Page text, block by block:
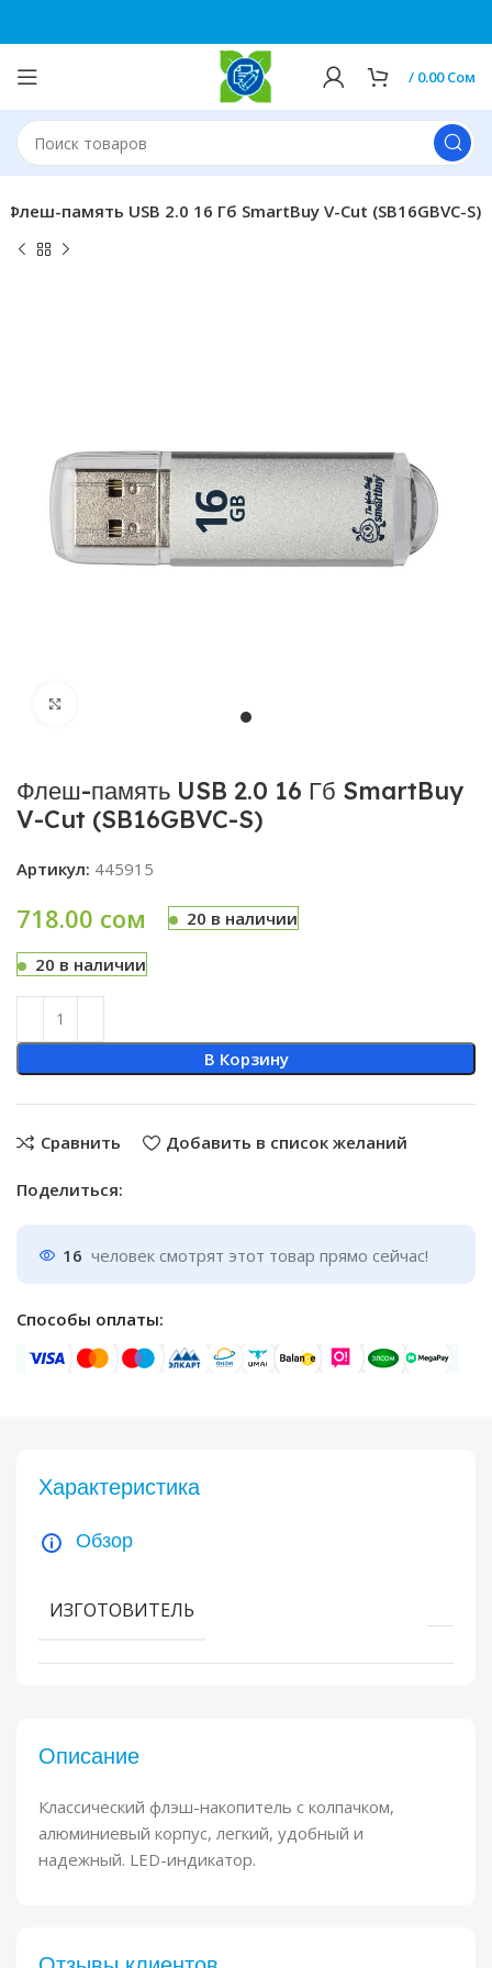
/ 0.00Сом
Флеш-память USB 2.0 16 Гб SmartBuy V-Cut (SB16GBVC-S)
Флеш-память USB 2.0 16 Гб SmartBuy
V-Cut (SB16GBVC-S)
Артикул: 445915
718.00 сом 20 в наличии
20 в наличии
В Корзину
Сравнить Добавить в список желаний
Поделиться:
16 человек смотрят этот товар прямо сейчас!
Способы оплаты:
Описание
Классический флэш-накопитель с колпачком,
алюминиевый корпус, легкий, удобный и
надежный. LED-индикатор.
Характеристика
Обзор
ИЗГОТОВИТЕЛЬ